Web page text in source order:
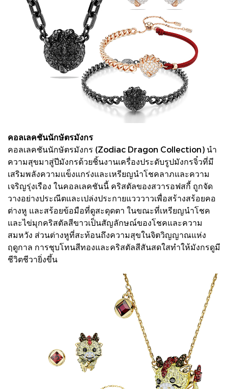
คอลเลคชันนักษัตรมังกร
คอลเลคชันนักษัตรมังกร (Zodiac Dragon Collection) นำ
ความสุขมาสู่ปีมังกรด้วยชิ้นงานเครื่องประดับรูปมังกรจิ๋วที่มี
เสริมพลังความแข็งแกร่งและเหรียญนำโชคลาภและความ
เจริญรุ่งเรือง ในคอลเลคชันนี้ คริสตัลของสวารอฟสกี้ ถูกจัด
วางอย่างประณีตและเปล่งประกายแวววาวเพื่อสร้างสร้อยคอ
ต่างหู และสร้อยข้อมือที่ดูสะดุดตา ในขณะที่เหรียญนำโชค
และไข่มุกคริสตัลสีขาวเป็นสัญลักษณ์ของโชคและความ
สมหวัง ส่วนต่างหูที่สะท้อนถึงความสุขในจิตวิญญาณแห่ง
ฤดูกาล การชุบโทนสีทองและคริสตัลสีสันสดใสทำให้มังกรดูมี
ชีวิตชีวายิ่งขึ้น